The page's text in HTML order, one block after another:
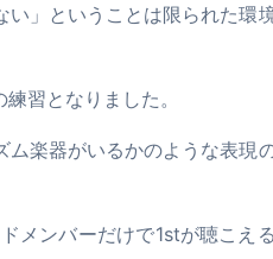
」ということは限られた環
習となりました。
楽器がいるかのような表現
メンバーだけで1stが聴こえ